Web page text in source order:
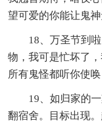
望可爱的你能让鬼
18、万圣节到
物，我可是忙坏了
所有鬼怪都听你使
19、如归家的
翻宿舍。目标出现